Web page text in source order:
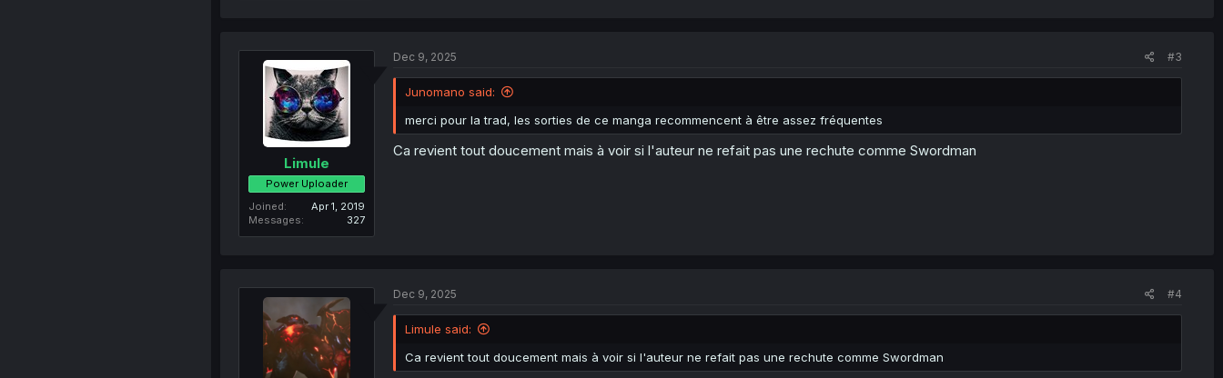
Limule
Power Uploader
Joined
Apr 1, 2019
Messages
327
Dec 9, 2025 #3
Junomano said:
merci pour la trad, les sorties de ce manga recommencent à être assez fréquentes
Ca revient tout doucement mais à voir si l'auteur ne refait pas une rechute comme Swordman
Dec 9, 2025 #4
Limule said:
Ca revient tout doucement mais à voir si l'auteur ne refait pas une rechute comme Swordman